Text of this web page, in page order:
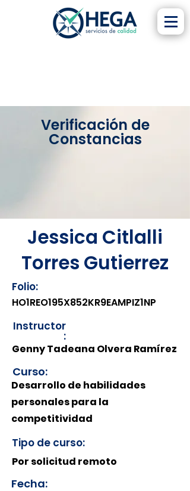
Verificación de
Constancias
Jessica Citlalli
Torres Gutierrez
Folio:
HO1REO195X852KR9EAMPIZ1NP
Instructor
:
Genny Tadeana Olvera Ramírez
Curso:
Desarrollo de habilidades
personales para la
competitividad
Tipo de curso:
Por solicitud remoto
Fecha: